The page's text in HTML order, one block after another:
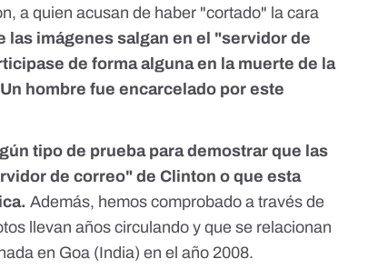
a quien acusan de haber "cortado" la cara
las imágenes salgan en el "servidor de
de forma alguna en la muerte de la
hombrefue encarcelado por este
tipo de prueba para demostrar que las
de correo" de Clinton o que esta
Además, hemos comprobado a través de
llevan años circulando y que se relacionan
en Goa (India) en el año 2008.